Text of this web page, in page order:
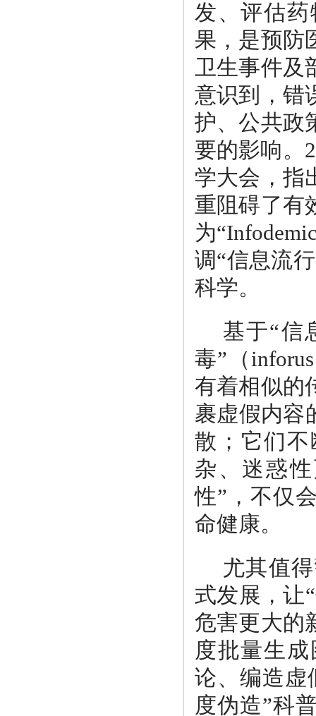
发、评估
果，是预防
卫生事件及
意识到，错
护、公共政
要的影响。
学大会，指
重阻碍了有
为
调“信息流
科学。
基于“信
毒”（
有着相似的
裹虚假内容
散；它们
杂、迷惑
性”，不仅
命健康。
尤其值
式发展，让
危害更大的
度批量生
论、编造虚
度伪造”科